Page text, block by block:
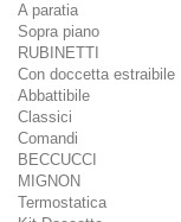
A paratia
Sopra piano
RUBINETTI
Con doccetta estraibile
Abbattibile
Classici
Comandi
BECCUCCI
MIGNON
Termostatica